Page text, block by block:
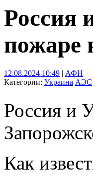
Россия
пожаре
12.08.2024 10:49 | АФН
Категории: Украина АЭС
Россия и
Как